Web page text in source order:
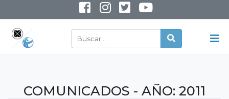
COMUNICADOS - AÑO: 2011